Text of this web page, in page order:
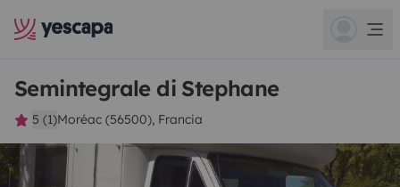
Semintegrale di Stephane
5 (1)Moréac (56500), Francia